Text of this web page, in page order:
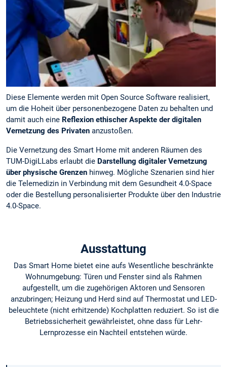
Diese Elemente werden mit Open Source Software realisiert,
um die Hoheit über personenbezogene Daten zu behalten und
damit auch eine Reflexion ethischer Aspekte der digitalen
Vernetzung des Privaten anzustoßen.
Die Vernetzung des Smart Home mit anderen Räumen des
TUM-DigiLLabs erlaubt die Darstellung digitaler Vernetzung
über physische Grenzen hinweg. Mögliche Szenarien sind hier
die Telemedizin in Verbindung mit dem Gesundheit 4.0-Space
oder die Bestellung personalisierter Produkte über den Industrie
4.0-Space.
Ausstattung
Das Smart Home bietet eine aufs Wesentliche beschränkte
Wohnumgebung: Türen und Fenster sind als Rahmen
aufgestellt, um die zugehörigen Aktoren und Sensoren
anzubringen; Heizung und Herd sind auf Thermostat und LED-
beleuchtete (nicht erhitzende) Kochplatten reduziert. So ist die
Betriebssicherheit gewährleistet, ohne dass für Lehr-
Lernprozesse ein Nachteil entstehen würde.